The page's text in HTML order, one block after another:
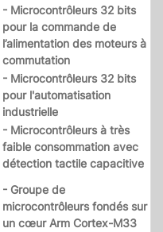
- Microcontrôleurs 32 bits
pour la commande de
l’alimentation des moteurs à
commutation
- Microcontrôleurs 32 bits
pour l'automatisation
industrielle
- Microcontrôleurs à très
faible consommation avec
détection tactile capacitive
- Groupe de
microcontrôleurs fondés sur
un cœur Arm Cortex-M33